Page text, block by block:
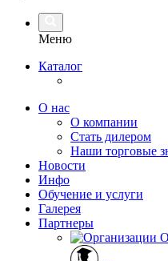
Меню
Каталог
О нас
О компании
Стать дилером
Наши торговые
Новости
Инфо
Обучение и услуги
Галерея
Партнеры